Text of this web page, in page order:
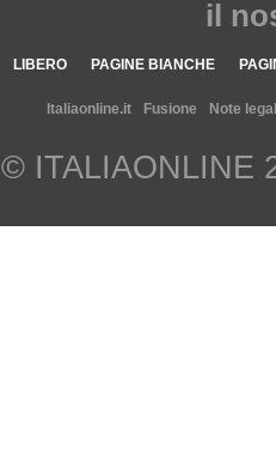
il
LIBERO PAGINE BIANCHE
Italiaonline.it Fusione Note
© ITALIAONLINE